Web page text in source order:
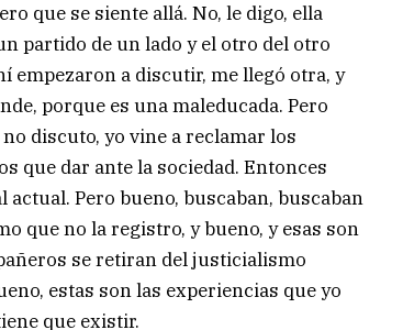
que se siente allá. No, le digo, ella
partido de un lado y el otro del otro
empezaron a discutir, me llegó otra, y
porque es una maleducada. Pero
discuto, yo vine a reclamar los
que dar ante la sociedad. Entonces
Pero bueno, buscaban, buscaban
que no la registro, y bueno, y esas son
se retiran del justicialismo
estas son las experiencias que yo
que existir.